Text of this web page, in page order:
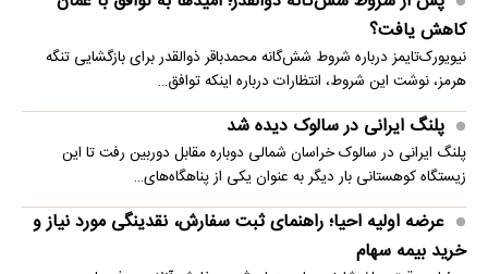
کاهش یافت؟
نیویورک‌تایمز درباره شروط شش‌گانه محمدباقر ذوالقدر برای بازگشایی تنگه
هرمز، نوشت این شروط، انتظارات درباره اینکه توافق…
پلنگ ایرانی در سالوک دیده شد
پلنگ ایرانی در سالوک خراسان شمالی دوباره مقابل دوربین رفت تا این
زیستگاه کوهستانی بار دیگر به عنوان یکی از پناهگاه‌های…
عرضه اولیه احیا؛ راهنمای ثبت سفارش، نقدینگی مورد نیاز و
خرید بیمه سهام